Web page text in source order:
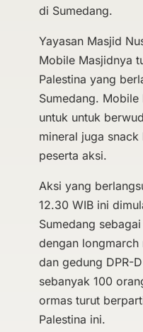
di Sumedang.
Yayasan Masjid
Mobile Masjidnya
Palestina yang
Sumedang.
untuk untuk
mineral juga
peserta aksi.
Aksi yang
12.30 WIB ini
Sumedang
dengan longmarch
dan gedung DPR-
sebanyak 100
ormas turut
Palestina ini.